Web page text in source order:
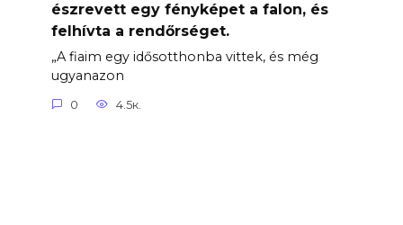
észrevett egy fényképet a falon, és
felhívta a rendőrséget.
„A fiaim egy idősotthonba vittek, és még
ugyanazon
0 4.5к.